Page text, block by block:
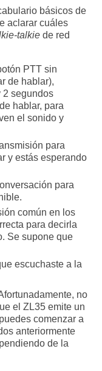
básicos de
aclarar cuáles
talkie de red
PTT sin
de hablar),
2 segundos
hablar, para
el sonido y
para
y estás esperando
para
común en los
para decirla
Se supone que
escuchaste a la
no
el ZL35 emite un
comenzar a
anteriormente
de la